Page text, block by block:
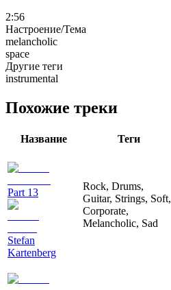
2:56
Настроение/Тема
melancholic
space
Другие теги
instrumental
Похожие треки
Название Теги
Part 13
Stefan
Kartenberg
Rock, Drums,
Guitar, Strings, Soft,
Corporate,
Melancholic, Sad